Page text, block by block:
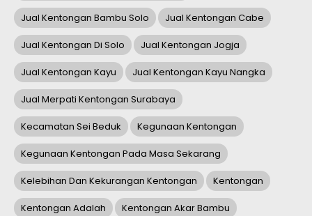
Jual Kentongan Bambu Solo Jual Kentongan Cabe
Jual Kentongan Di Solo Jual Kentongan Jogja
Jual Kentongan Kayu Jual Kentongan Kayu Nangka
Jual Merpati Kentongan Surabaya
Kecamatan Sei Beduk Kegunaan Kentongan
Kegunaan Kentongan Pada Masa Sekarang
Kelebihan Dan Kekurangan Kentongan Kentongan
Kentongan Adalah Kentongan Akar Bambu